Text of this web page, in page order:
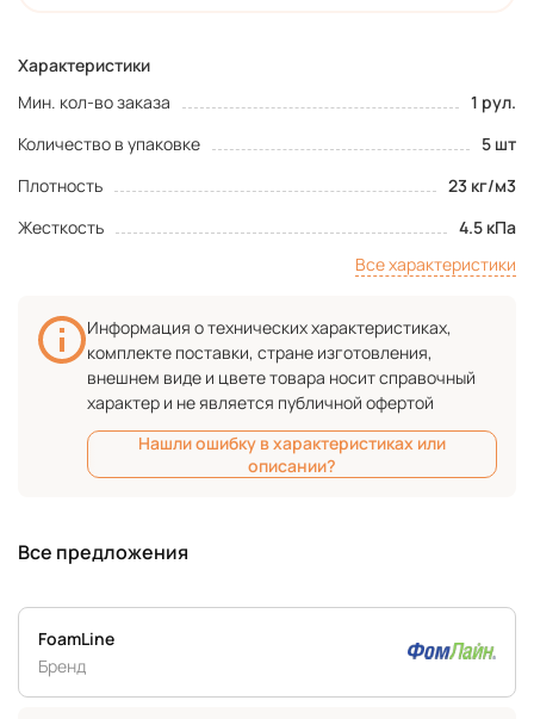
Характеристики
Мин. кол-во заказа
1 рул.
Количество в упаковке
5 шт
Плотность
23 кг/м3
Жесткость
4.5 кПа
Все характеристики
Информация о технических характеристиках,
комплекте поставки, стране изготовления,
внешнем виде и цвете товара носит справочный
характер и не является публичной офертой
Нашли ошибку в характеристиках или
описании?
Все предложения
FoamLine
Бренд